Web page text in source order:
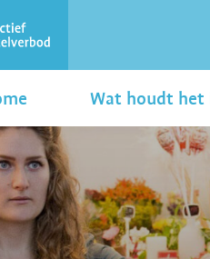
Wat houdt het